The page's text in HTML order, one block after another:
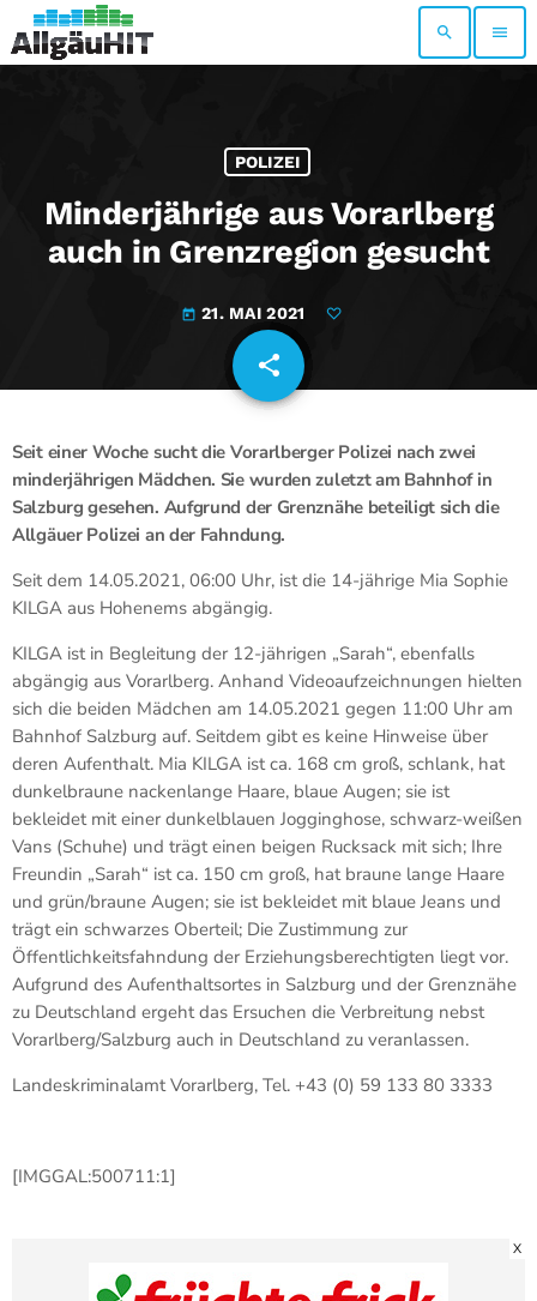
search menu
POLIZEI
Minderjährige aus Vorarlberg
auch in Grenzregion gesucht
today 21. MAI 2021
share
email
Seit einer Woche sucht die Vorarlberger Polizei nach zwei
minderjährigen Mädchen. Sie wurden zuletzt am Bahnhof in
Salzburg gesehen. Aufgrund der Grenznähe beteiligt sich die
Allgäuer Polizei an der Fahndung.
Seit dem 14.05.2021, 06:00 Uhr, ist die 14-jährige Mia Sophie
KILGA aus Hohenems abgängig.
KILGA ist in Begleitung der 12-jährigen „Sarah“, ebenfalls
abgängig aus Vorarlberg. Anhand Videoaufzeichnungen hielten
sich die beiden Mädchen am 14.05.2021 gegen 11:00 Uhr am
Bahnhof Salzburg auf. Seitdem gibt es keine Hinweise über
deren Aufenthalt. Mia KILGA ist ca. 168 cm groß, schlank, hat
dunkelbraune nackenlange Haare, blaue Augen; sie ist
bekleidet mit einer dunkelblauen Jogginghose, schwarz-weißen
Vans (Schuhe) und trägt einen beigen Rucksack mit sich; Ihre
Freundin „Sarah“ ist ca. 150 cm groß, hat braune lange Haare
und grün/braune Augen; sie ist bekleidet mit blaue Jeans und
trägt ein schwarzes Oberteil; Die Zustimmung zur
Öffentlichkeitsfahndung der Erziehungsberechtigten liegt vor.
Aufgrund des Aufenthaltsortes in Salzburg und der Grenznähe
zu Deutschland ergeht das Ersuchen die Verbreitung nebst
Vorarlberg/Salzburg auch in Deutschland zu veranlassen.
Landeskriminalamt Vorarlberg, Tel. +43 (0) 59 133 80 3333
[IMGGAL:500711:1]
X